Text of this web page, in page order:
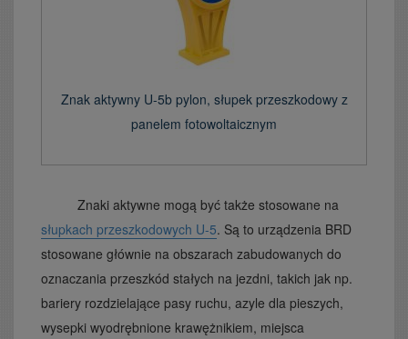
Znak aktywny U-5b pylon, słupek przeszkodowy z
panelem fotowoltaicznym
Znaki aktywne mogą być także stosowane na
słupkach przeszkodowych U-5. Są to urządzenia BRD
stosowane głównie na obszarach zabudowanych do
oznaczania przeszkód stałych na jezdni, takich jak np.
bariery rozdzielające pasy ruchu, azyle dla pieszych,
wysepki wyodrębnione krawężnikiem, miejsca